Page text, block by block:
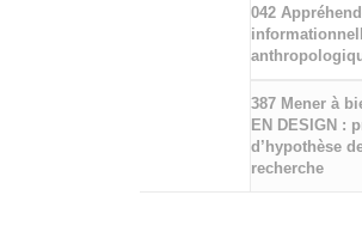
042
387 Mener à
EN DESIGN :
d’hypothèse
recherche